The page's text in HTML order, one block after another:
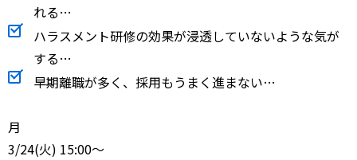
れる…
ハラスメント研修の効果が浸透していないような気が
する…
早期離職が多く、採用もうまく進まない…
月
3/24(火) 15:00～